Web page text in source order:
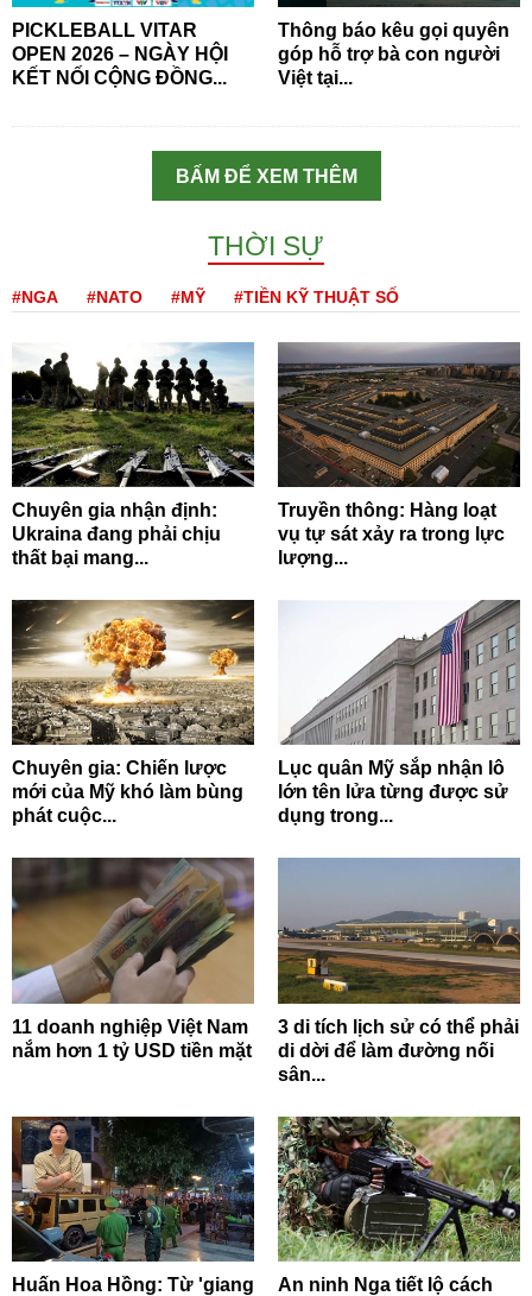
PICKLEBALL VITAR
OPEN 2026 – NGÀY HỘI
KẾT NỐI CỘNG ĐỒNG...
Thông báo kêu gọi quyên
góp hỗ trợ bà con người
Việt tại...
BẤM ĐỂ XEM THÊM
THỜI SỰ
#NGA #NATO #MỸ #TIỀN KỸ THUẬT SỐ
Chuyên gia nhận định:
Ukraina đang phải chịu
thất bại mang...
Truyền thông: Hàng loạt
vụ tự sát xảy ra trong lực
lượng...
Chuyên gia: Chiến lược
mới của Mỹ khó làm bùng
phát cuộc...
Lục quân Mỹ sắp nhận lô
lớn tên lửa từng được sử
dụng trong...
11 doanh nghiệp Việt Nam
nắm hơn 1 tỷ USD tiền mặt
3 di tích lịch sử có thể phải
di dời để làm đường nối
sân...
Huấn Hoa Hồng: Từ 'giang
An ninh Nga tiết lộ cách